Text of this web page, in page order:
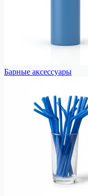
Барные аксессуaры